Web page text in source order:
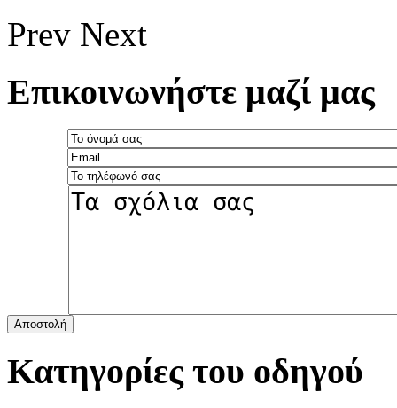
Prev Next
Επικοινωνήστε μαζί μας
Αποστολή
Κατηγορίες του οδηγού